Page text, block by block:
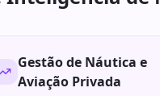
Gestão de Náutica e
Aviação Privada